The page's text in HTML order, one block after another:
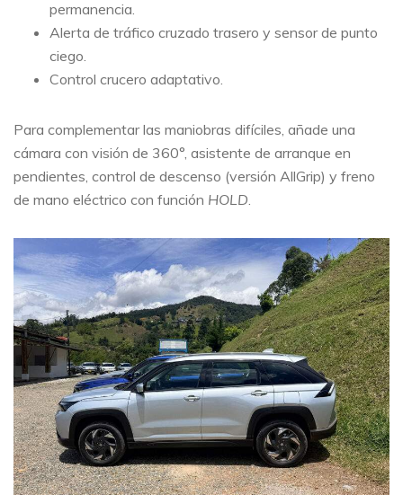
permanencia.
Alerta de tráfico cruzado trasero y sensor de punto
ciego.
Control crucero adaptativo.
Para complementar las maniobras difíciles, añade una
cámara con visión de 360°, asistente de arranque en
pendientes, control de descenso (versión AllGrip) y freno
de mano eléctrico con función HOLD